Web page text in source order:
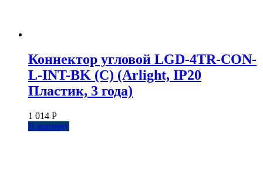
Коннектор угловой LGD-4TR-CON-
L-INT-BK (C) (Arlight, IP20
Пластик, 3 года)
1 014 Р
В корзину